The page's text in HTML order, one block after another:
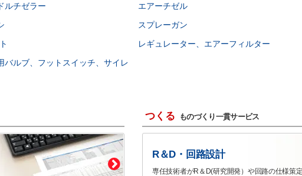
ルチゼラー エアーチゼル
スプレーガン
レギュレーター、エアーフィルター
バルブ、フットスイッチ、サイレ
つくる ものづくり一貫サービス
R＆D・回路設計
専任技術者がR＆D(研究開発）や回路の仕様策